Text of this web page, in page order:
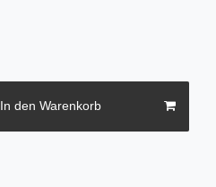
In den Warenkorb